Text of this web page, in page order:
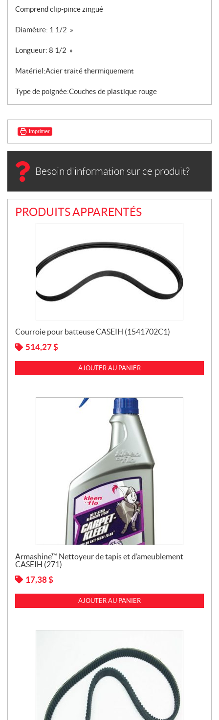
(87299367)
Comprend clip-pince zingué
Diamètre: 1 1/2 »
Longueur: 8 1/2 »
Matériel:Acier traité thermiquement
Type de poignée:Couches de plastique rouge
Imprimer
Besoin d'information sur ce produit?
PRODUITS APPARENTÉS
Courroie pour batteuse CASEIH (1541702C1)
514,27$
AJOUTER AU PANIER
Armashine™ Nettoyeur de tapis et d’ameublement
CASEIH (271)
17,38$
AJOUTER AU PANIER